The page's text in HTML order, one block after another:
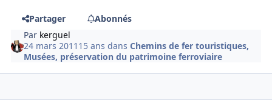
Partager
Abonnés
Par kerguel
24 mars 2011 15 ans dansChemins de fer touristiques,
Musées, préservation du patrimoine ferroviaire